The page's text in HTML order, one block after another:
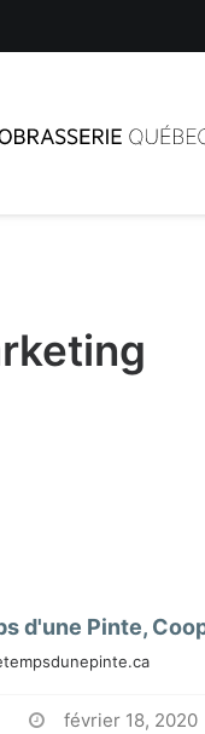
d'une Pinte,
février 18, 2020